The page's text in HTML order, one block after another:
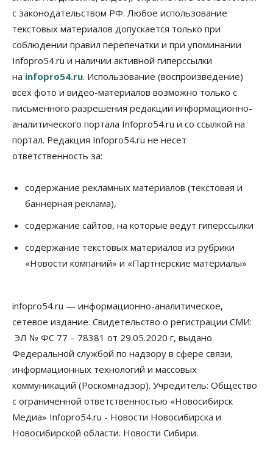
Продажи подержанных электромобилей в
Новосибирской области растут второй месяц
08 Августа 2026, 13:00
Бизнес
Детские центры Новосибирска
перегибают с «педагогикой успеха», считает
психолог
08 Августа 2026, 11:00
Бизнес Общество
Союз продавцов маркетплейсов
обратился в правительство РФ из-за атак на WB
08 Августа 2026, 10:00
Общество
Новосибирцы будут получать квитанции за ЖКУ
по-новому
Бизнес
В Новосибирской области резко
сократился грузооборот в автоперевозках
Общество
против нового закона о памятниках
07 Августа 2026, 18:00
Бизнес
В аэропорту Толмачёво завершены работы по
бетонированию рулежных дорожек
07 Августа 2026, 17:00
Бизнес Недвижимость
Новосибирцы стали реже оформлять
с законодательством РФ. Любое использование
текстовых материалов допускается только при
соблюдении правил перепечатки и при упоминании
Infopro54.ru и наличии активной гиперссылки
на infopro54.ru. Использование (воспроизведение)
всех фото и видео-материалов возможно только с
письменного разрешения редакции информационно-
аналитического портала Infopro54.ru и со ссылкой на
портал. Редакция Infopro54.ru не несет
ответственность за:
содержание рекламных материалов (текстовая и
баннерная реклама),
содержание сайтов, на которые ведут гиперссылки
содержание текстовых материалов из рубрики
«Новости компаний» и «Партнерские материалы»
infopro54.ru — информационно-аналитическое,
сетевое издание. Свидетельство о регистрации СМИ:
ЭЛ № ФС 77 – 78381 от 29.05.2020 г, выдано
Федеральной службой по надзору в сфере связи,
информационных технологий и массовых
коммуникаций (Роскомнадзор). Учредитель: Общество
с ограниченной ответственностью «Новосибирск
Медиа» Infopro54.ru - Новости Новосибирска и
Новосибирской области. Новости Сибири.